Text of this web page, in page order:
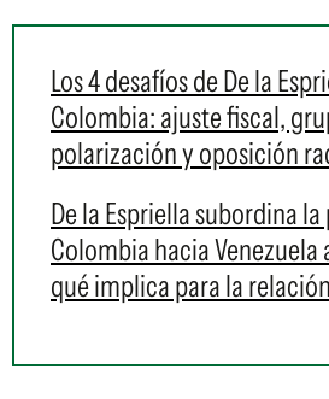
Los 4 desafíos de De la
Colombia: ajuste fiscal,
polarización y oposición
De la Espriella subordina
Colombia hacia Venezuela
qué implica para la